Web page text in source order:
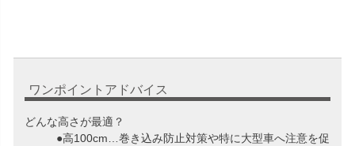
ワンポイントアドバイス
どんな高さが最適？
●高100cm…巻き込み防止対策や特に大型車へ注意を促